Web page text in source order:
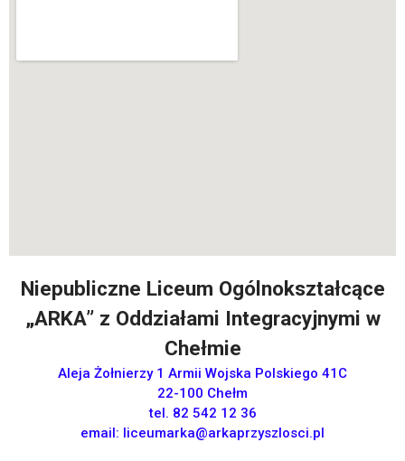
Niepubliczne Liceum Ogólnokształcące
„ARKA” z Oddziałami Integracyjnymi w
Chełmie
Aleja Żołnierzy 1 Armii Wojska Polskiego 41C
22-100 Chełm
tel. 82 542 12 36
email: liceumarka@arkaprzyszlosci.pl